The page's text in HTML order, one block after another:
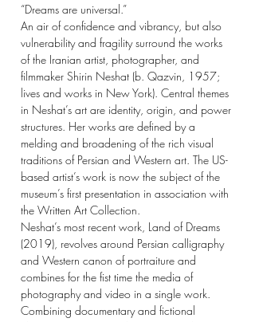
“Dreams are universal.”
An air of confidence and vibrancy, but also
vulnerability and fragility surround the works
of the Iranian artist, photographer, and
filmmaker Shirin Neshat (b. Qazvin, 1957;
lives and works in New York). Central themes
in Neshat’s art are identity, origin, and power
structures. Her works are defined by a
melding and broadening of the rich visual
traditions of Persian and Western art. The US-
based artist’s work is now the subject of the
museum’s first presentation in association with
the Written Art Collection.
Neshat’s most recent work, Land of Dreams
(2019), revolves around Persian calligraphy
and Western canon of portraiture and
combines for the fist time the media of
photography and video in a single work.
Combining documentary and fictional